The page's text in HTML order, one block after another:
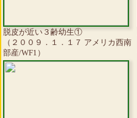
脱皮が近い３齢幼生①
（２００９．１．１７ アメリカ西南
部産/WF1）